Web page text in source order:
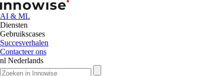
AI & ML
Diensten
Gebruikscases
Succesverhalen
Contacteer ons
nl Nederlands